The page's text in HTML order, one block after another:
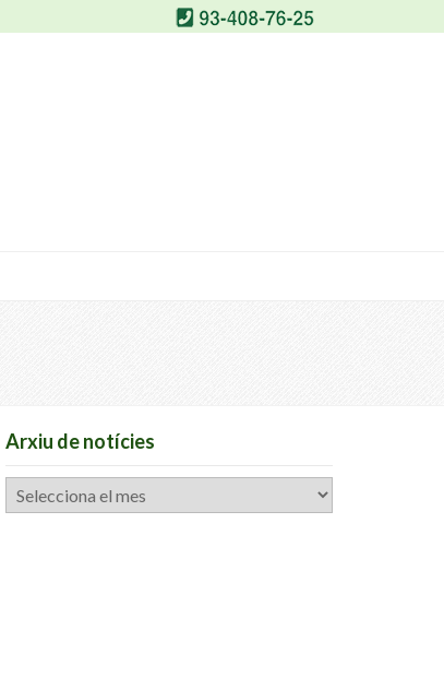
Arxiu de notícies
Arxiu
de